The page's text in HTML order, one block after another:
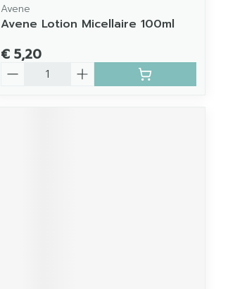
Avene
Avene Lotion Micellaire 100ml
€ 5,20